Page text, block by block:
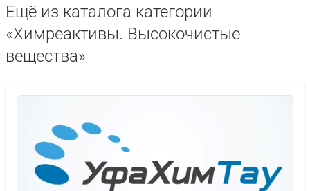
Ещё из каталога категории
«Химреактивы. Высокочистые
вещества»